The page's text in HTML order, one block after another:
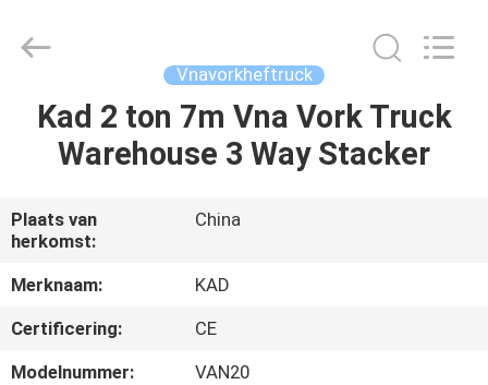
HUIS
VIDEOS
ONGEVEER
ONS
Co.,Ltd.
Vnavorkheftruck
Kad 2 ton 7m Vna Vork Truck
Warehouse 3 Way Stacker
Plaats van
herkomst:
China
Merknaam:
KAD
Certificering:
CE
Modelnummer:
VAN20